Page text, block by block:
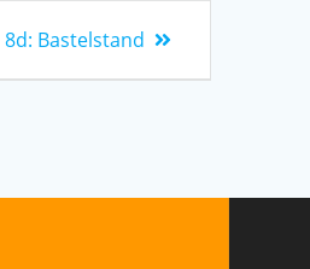
8d: Bastelstand